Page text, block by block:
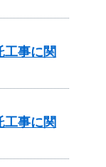
工事に関
工事に関